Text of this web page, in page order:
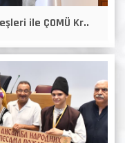
ile ÇOMÜ Kr..